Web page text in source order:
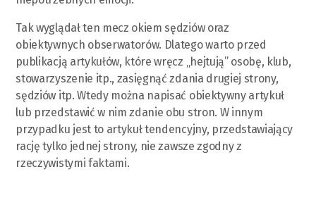
Tak wyglądał ten mecz okiem sędziów oraz
obiektywnych obserwatorów. Dlatego warto przed
publikacją artykułów, które wręcz „hejtują” osobę, klub,
stowarzyszenie itp., zasięgnąć zdania drugiej strony,
sędziów itp. Wtedy można napisać obiektywny artykuł
lub przedstawić w nim zdanie obu stron. W innym
przypadku jest to artykuł tendencyjny, przedstawiający
rację tylko jednej strony, nie zawsze zgodny z
rzeczywistymi faktami.